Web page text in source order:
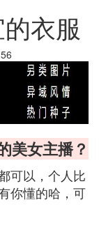
衣服
美女主播？
可以，个人比
你懂的哈，可